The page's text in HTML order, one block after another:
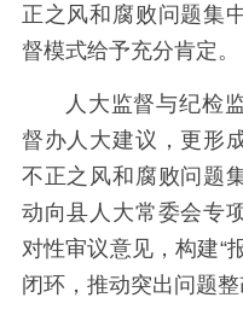
正之风和腐败问题集
督模式给予充分肯定。
人大监督与纪检
督办人大建议，更形
不正之风和腐败问题
动向县人大常委会专
对性审议意见，构建
闭环，推动突出问题整